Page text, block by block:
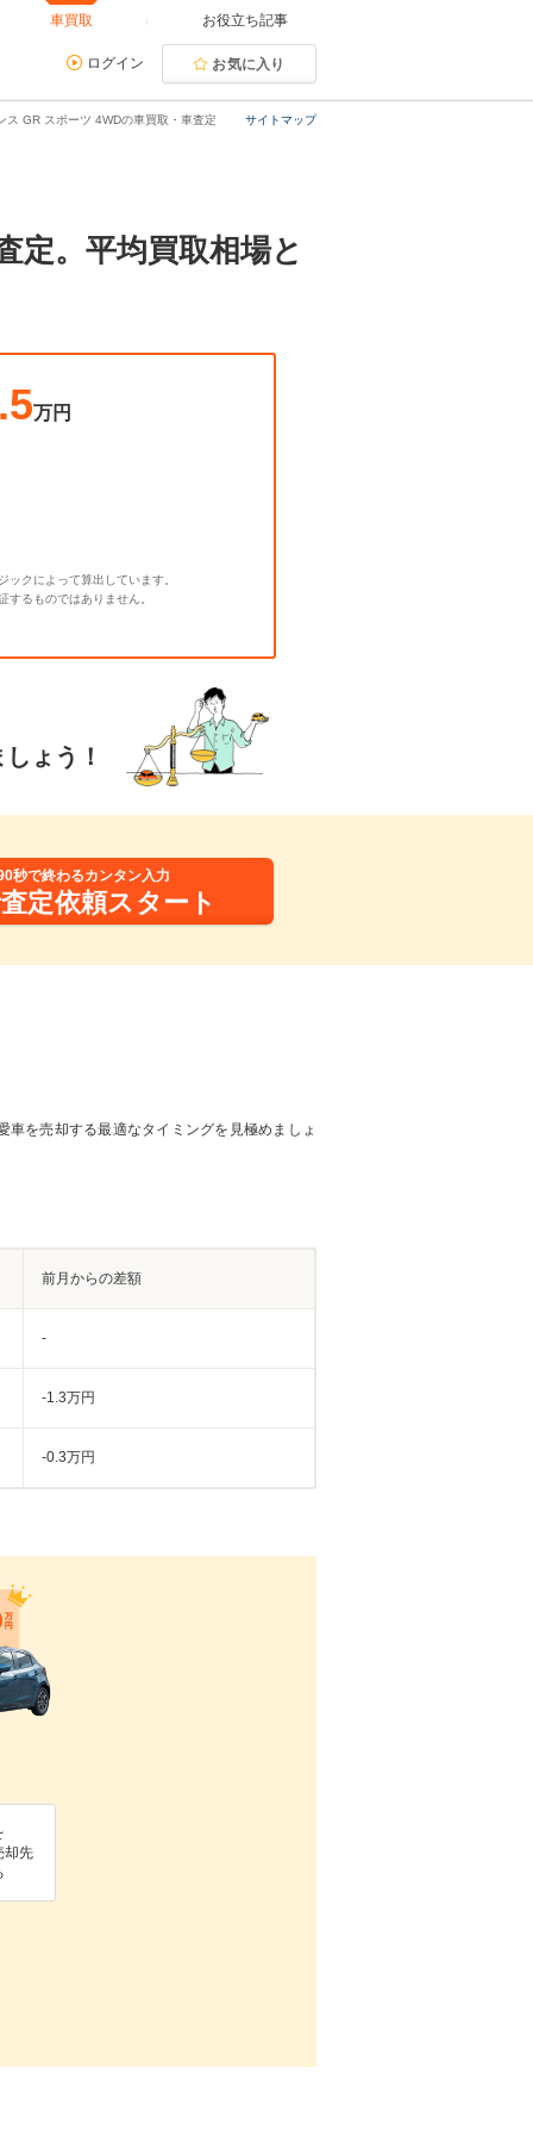
車買取 お役立ち記事
ログイン お気に入り
サイトマップ
GR スポーツ 4WDの車買取・車査定
定。平均買取相場と
万円
クによって算出しています。
るものではありません。
しょう！
秒で終わるカンタン入力
定依頼スタート
を売却する最適なタイミングを見極めましょ
前月からの差額
-
-1.3万円
-0.3万円
却先